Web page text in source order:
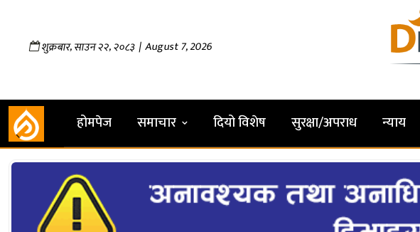
शुक्रबार,साउन२२,२०८३| August 7, 2026
होमपेज समाचार दियो विशेष सुरक्षा/अपराध न्याय